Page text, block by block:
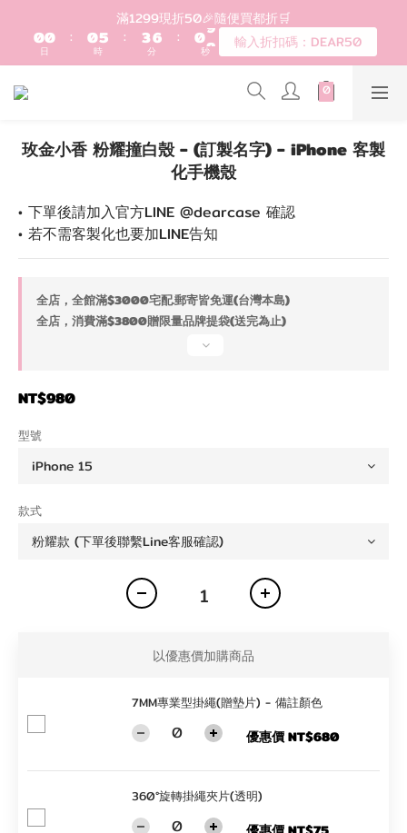
登入會員滿$1200超取免運 - 輸入折扣碼：DEAR20
滿1299現折50🎉隨便買都折🛒
00
日
:
05
4
0
時
:
4
3
2
7
6
5
1
0
分
:
1
0
9
8
7
6
2
1
秒 輸入折扣碼：DEAR50
歡迎首購!滿1000全館95折! 新客領卷去~
登入會員滿$1200超取免運 - 輸入折扣碼：DEAR20
玫金小香 粉耀撞白殼 - (訂製名字) - iPhone 客製
化手機殼
• 下單後請加入官方LINE @dearcase 確認
• 若不需客製化也要加LINE告知
全店，全館滿$3000宅配.郵寄皆免運(台灣本島)
全店，消費滿$3800贈限量品牌提袋(送完為止)
NT$980
型號
款式
以優惠價加購商品
7MM專業型掛繩(贈墊片) - 備註顏色
優惠價 NT$680
360°旋轉掛繩夾片(透明)